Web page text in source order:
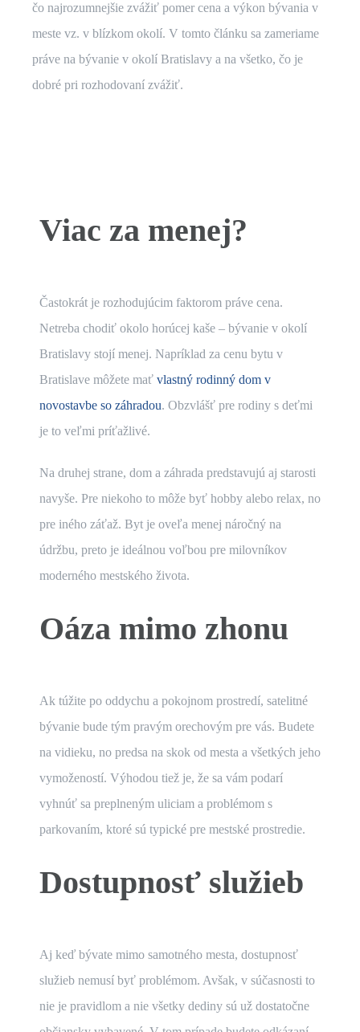
čo najrozumnejšie zvážiť pomer cena a výkon bývania v
meste vz. v blízkom okolí. V tomto článku sa zameriame
práve na bývanie v okolí Bratislavy a na všetko, čo je
dobré pri rozhodovaní zvážiť.
Viac za menej?
Častokrát je rozhodujúcim faktorom práve cena.
Netreba chodiť okolo horúcej kaše – bývanie v okolí
Bratislavy stojí menej. Napríklad za cenu bytu v
Bratislave môžete mať vlastný rodinný dom v
novostavbe so záhradou. Obzvlášť pre rodiny s deťmi
je to veľmi príťažlivé.
Na druhej strane, dom a záhrada predstavujú aj starosti
navyše. Pre niekoho to môže byť hobby alebo relax, no
pre iného záťaž. Byt je oveľa menej náročný na
údržbu, preto je ideálnou voľbou pre milovníkov
moderného mestského života.
Oáza mimo zhonu
Ak túžite po oddychu a pokojnom prostredí, satelitné
bývanie bude tým pravým orechovým pre vás. Budete
na vidieku, no predsa na skok od mesta a všetkých jeho
vymožeností. Výhodou tiež je, že sa vám podarí
vyhnúť sa preplneným uliciam a problémom s
parkovaním, ktoré sú typické pre mestské prostredie.
Dostupnosť služieb
Aj keď bývate mimo samotného mesta, dostupnosť
služieb nemusí byť problémom. Avšak, v súčasnosti to
nie je pravidlom a nie všetky dediny sú už dostatočne